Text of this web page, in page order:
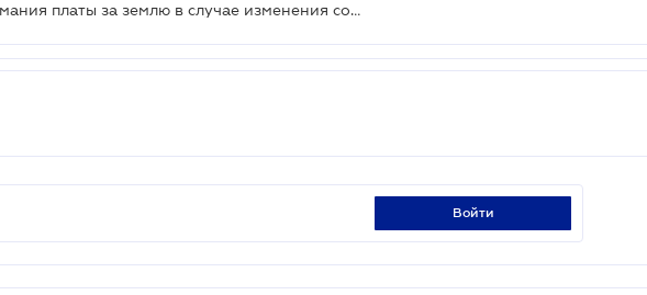
Новые правила взимания платы за землю в случае изменения собственника недвижимости - разъяснение ГНС
войти